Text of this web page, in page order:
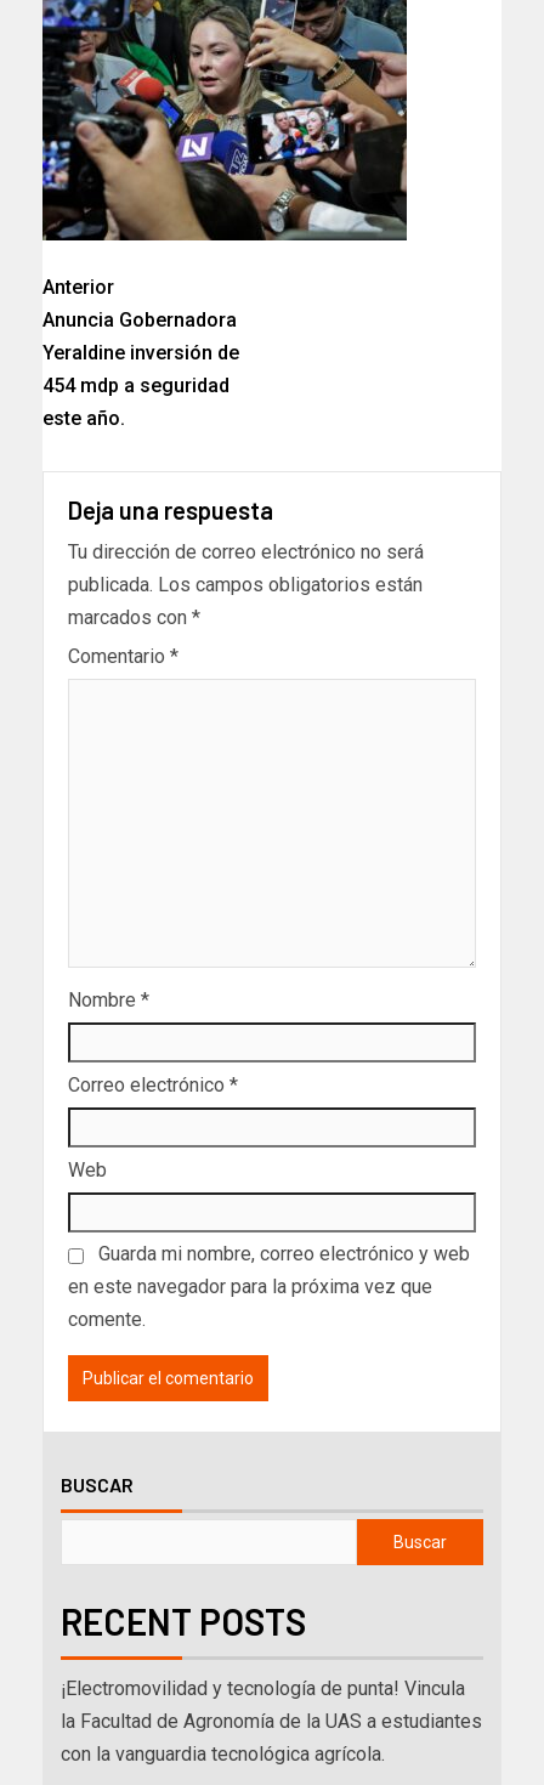
Anterior
Anuncia Gobernadora
Yeraldine inversión de
454 mdp a seguridad
este año.
Deja una respuesta
Tu dirección de correo electrónico no será
publicada. Los campos obligatorios están
marcados con *
Comentario *
Nombre *
Correo electrónico *
Web
Guarda mi nombre, correo electrónico y web
en este navegador para la próxima vez que
comente.
BUSCAR
Buscar
RECENT POSTS
¡Electromovilidad y tecnología de punta! Vincula
la Facultad de Agronomía de la UAS a estudiantes
con la vanguardia tecnológica agrícola.